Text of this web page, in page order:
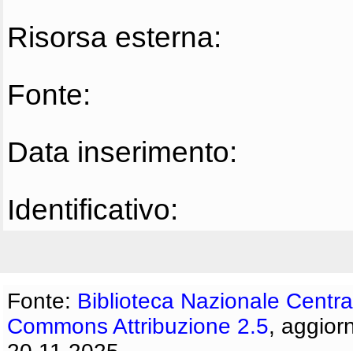
Risorsa esterna:
Fonte:
Data inserimento:
Identificativo:
Fonte: Biblioteca Nazionale
Commons Attribuzione 2.5,